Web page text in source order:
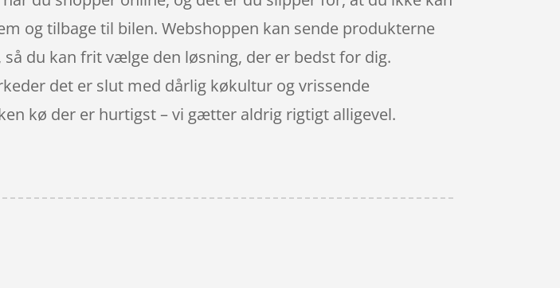
og tilbage til bilen. Webshoppen kan sende produkterne
du kan frit vælge den løsning, der er bedst for dig.
det er slut med dårlig køkultur og vrissende
kø der er hurtigst – vi gætter aldrig rigtigt alligevel.